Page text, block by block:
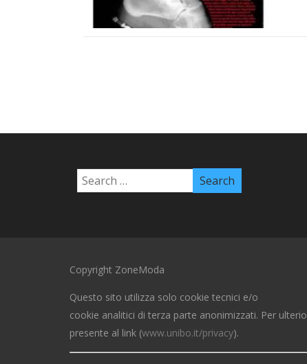
Copyright ZoneModa
Questo sito utilizza solo cookie tecnici e/o
cookie analitici di terza parte anonimizzati. Per
presente al link (www.unibo.it/privacy).